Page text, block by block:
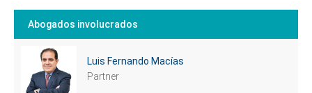
Abogados involucrados
Luis Fernando Macías
Partner